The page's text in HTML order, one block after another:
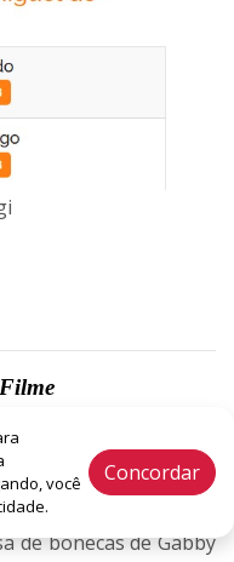
Gabby e sua avó
para a cidade de Cat
de bonecas de Gabby
você
Concordar